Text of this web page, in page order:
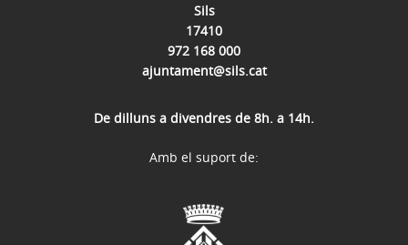
Sils
17410
972 168 000
ajuntament@sils.cat
De dilluns a divendres de 8h. a 14h.
Amb el suport de: